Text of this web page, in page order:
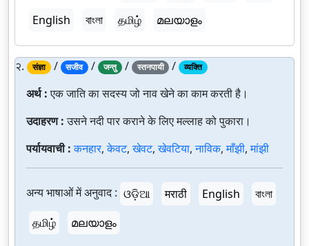
English
বাংলা தமிழ் മലയാളം
२. संज्ञा / सजीव / जन्तु / स्तनपायी / व्यक्ति
अर्थ :एक जाति का सदस्य जो नाव खेने का काम करती है।
उदाहरण :उसने नदी पार कराने के लिए मल्लाह को पुकारा।
पर्यायवाची :कनहार,केवट,खेवट,खेवटिया,नाविक,माँझी,मांझी
अन्य भाषाओं में अनुवाद : ଓଡ଼ିଆ मराठी English
বাংলা
தமிழ்
മലയാളം